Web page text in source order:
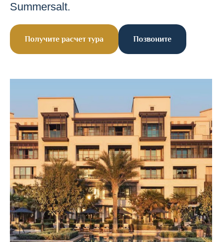
Summersalt.
Получите расчет тура Позвоните